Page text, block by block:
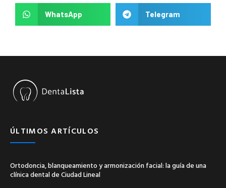
WhatsApp Telegram
ÚLTIMOS ARTÍCULOS
Ortodoncia, blanqueamiento y armonización facial: la guía de una
clínica dental de Ciudad Lineal